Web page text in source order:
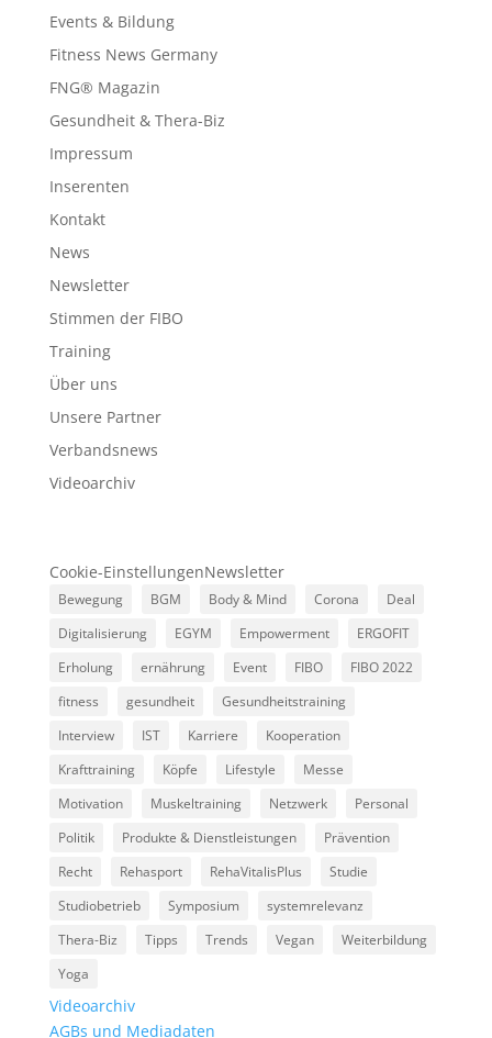
Events & Bildung
Fitness News Germany
FNG® Magazin
Gesundheit & Thera-Biz
Impressum
Inserenten
Kontakt
News
Newsletter
Stimmen der FIBO
Training
Über uns
Unsere Partner
Verbandsnews
Videoarchiv
Cookie-EinstellungenNewsletter
Bewegung BGM Body & Mind Corona
Deal
Digitalisierung
EGYM Empowerment
ERGOFIT
Erholung
ernährung Event FIBO
FIBO 2022
fitness
gesundheit
Gesundheitstraining
Interview
IST Karriere
Kooperation
Krafttraining
Köpfe Lifestyle
Messe
Motivation
Muskeltraining Netzwerk
Personal
Politik
Produkte & Dienstleistungen
Prävention
Recht
Rehasport RehaVitalisPlus
Studie
Studiobetrieb
Symposium
systemrelevanz
Thera-Biz
Tipps Trends Vegan
Weiterbildung
Yoga
Videoarchiv
AGBs und Mediadaten